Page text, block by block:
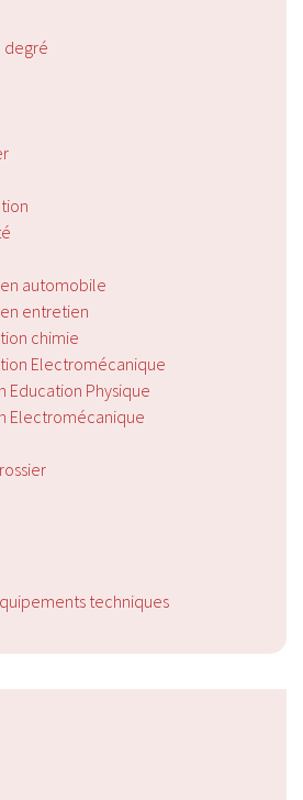
degré
automobile
entretien
chimie
Electromécanique
Education Physique
Electromécanique
techniques